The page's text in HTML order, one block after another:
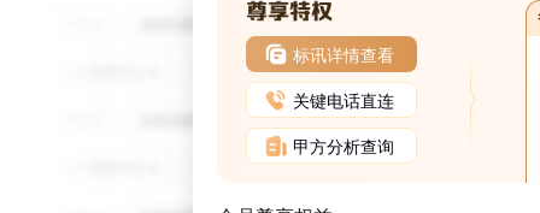
标讯详情查看
关键电话直连
甲方分析查询